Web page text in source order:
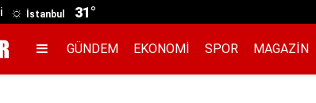
İstanbul 31°
GÜNDEM EKONOMI SPOR MAGAZIN